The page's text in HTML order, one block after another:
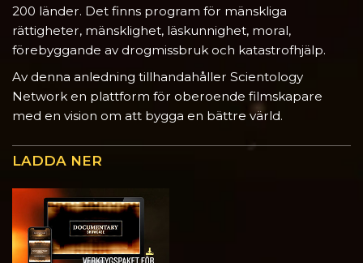
200 länder. Det finns program för mänskliga
rättigheter, mänsklighet, läskunnighet, moral,
förebyggande av drogmissbruk och katastrofhjälp.
Av denna anledning tillhandahåller Scientology
Network en plattform för oberoende filmskapare
med en vision om att bygga en bättre värld.
LADDA NER